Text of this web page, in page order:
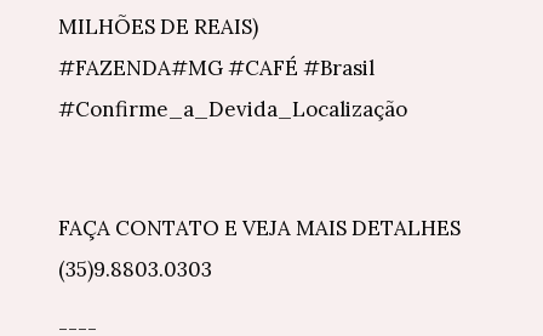
MILHÕES DE REAIS)
#FAZENDA#MG #CAFÉ #Brasil
#Confirme_a_Devida_Localização
FAÇA CONTATO E VEJA MAIS DETALHES
(35)9.8803.0303
----